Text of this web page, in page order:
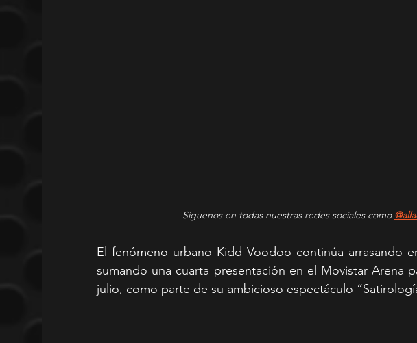
Síguenos en todas nuestras redes sociales como
El fenómeno urbano Kidd Voodoo continúa arrasando
sumando una cuarta presentación en el Movistar Arena
julio, como parte de su ambicioso espectáculo